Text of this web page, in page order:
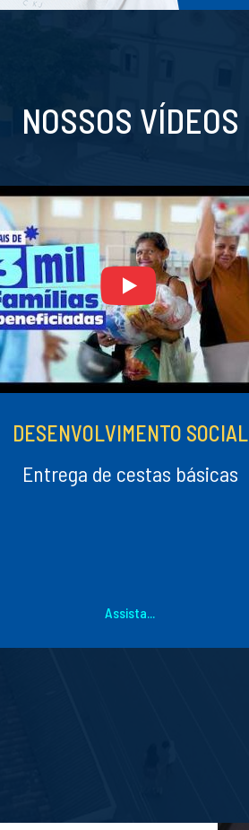
NOSSOS VÍDEOS
DESENVOLVIMENTO SOCIAL
Entrega de cestas básicas
Assista...